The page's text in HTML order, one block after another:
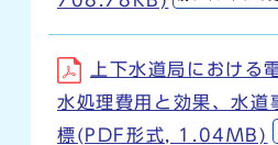
上下水道局における
水処理費用と効果、水道
標(PDF形式, 1.04MB)